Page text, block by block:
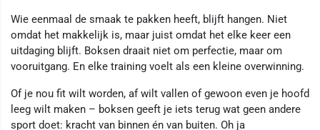
Wie eenmaal de smaak te pakken heeft, blijft hangen. Niet
omdat het makkelijk is, maar juist omdat het elke keer een
uitdaging blijft. Boksen draait niet om perfectie, maar om
vooruitgang. En elke training voelt als een kleine overwinning.
Of je nou fit wilt worden, af wilt vallen of gewoon even je hoofd
leeg wilt maken – boksen geeft je iets terug wat geen andere
sport doet: kracht van binnen én van buiten. Oh ja